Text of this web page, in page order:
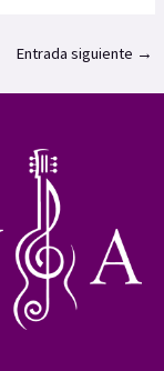
Entrada siguiente →